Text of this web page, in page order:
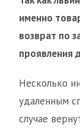
именно
возврат по
проявления
Несколько
удаленным
случае